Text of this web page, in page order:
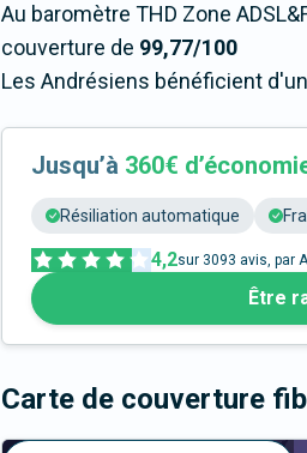
Au baromètre THD Zone
couverture de 99,77/100
Les Andrésiens bénéficient
Jusqu’à 360€
Résiliation automatique
4,2sur 3093 avis, par
Être
Carte de couverture